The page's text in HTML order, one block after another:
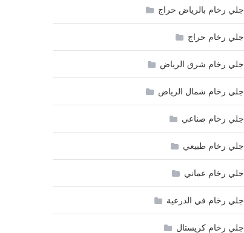
جلي رخام بالرياض حراج
جلي رخام حراج
جلي رخام شرق الرياض
جلي رخام شمال الرياض
جلي رخام صناعي
جلي رخام طبيعي
جلي رخام عماني
جلي رخام في الدرعية
جلي رخام كريستال